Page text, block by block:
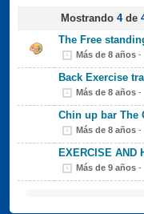
Mostrando 4de
The Free
Más de 8 años -
Back Exercise
Más de 8 años -
Chin up bar The
Más de 8 años -
EXERCISE AND
Más de 9 años -